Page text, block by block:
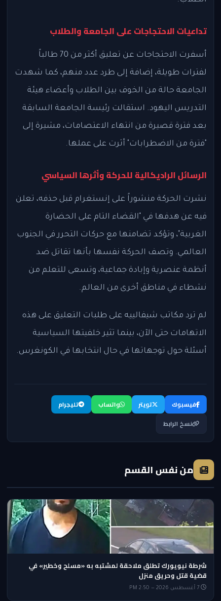
تداعيات الاحتجاجات على الجامعة والطلاب
أسفرت الاحتجاجات عن تعليق أكثر من 70 طالباً
لفترات طويلة، إضافة إلى طرد عدد منهم، كما شهدت
الجامعة حالة من الخوف بين الطلاب وأعضاء هيئة
التدريس اليهود. استقالت رئيسة الجامعة السابقة
بعد فترة قصيرة من انتهاء الاعتصامات، مشيرة إلى
"فترة من الاضطرابات" أثرت على عملها.
الرسائل الراديكالية للحركة وأثرها السياسي
نشرت الحركة منشوراً على إنستغرام قبل حذفه، تعلن
فيه عن هدفها في "القضاء التام على الحضارة
الغربية"، وتؤكد تضامنها مع حركات التحرر في الجنوب
العالمي. وتصف الحركة نفسها بأنها تقاتل ضد
أنظمة عنصرية وإبادة جماعية، وتسعى للتعلم من
نشطاء في مناطق أخرى من العالم.
لم ترد مكاتب شيفالييه على طلبات التعليق على هذه
الاتهامات حتى الآن، بينما تثير خلفيتها السياسية
أسئلة حول توجهاتها في حال انتخابها في الكونغرس.
فيسبوك تويتر واتساب
تليجرام
نسخ الرابط
من نفس القسم
شرطة نيويورك تطلق ملاحقة لمشتبه به «مسلح وخطير» في
قضية قتل وحريق منزل